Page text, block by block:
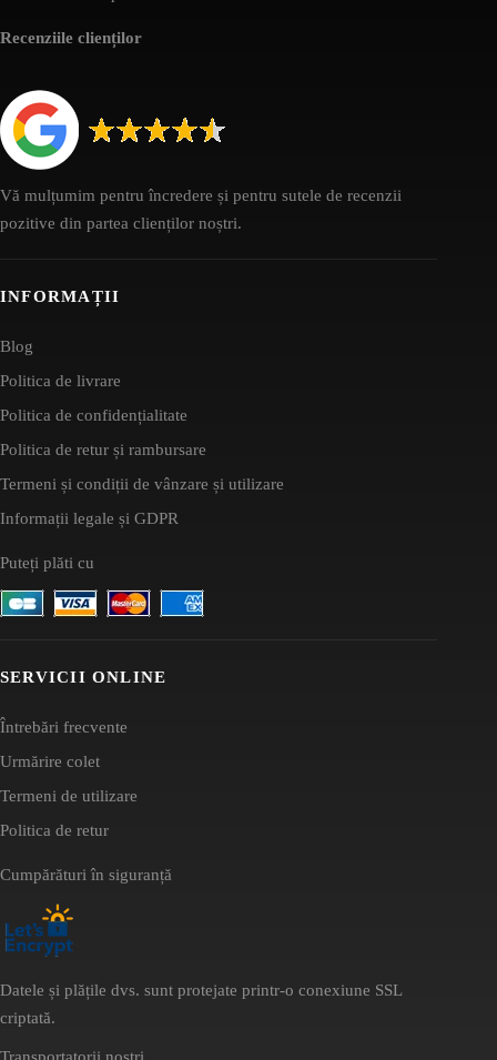
Recenziile clienților
Vă mulțumim pentru încredere și pentru sutele de recenzii
pozitive din partea clienților noștri.
INFORMAȚII
Blog
Politica de livrare
Politica de confidențialitate
Politica de retur și rambursare
Termeni și condiții de vânzare și utilizare
Informații legale și GDPR
Puteți plăti cu
SERVICII ONLINE
Întrebări frecvente
Urmărire colet
Termeni de utilizare
Politica de retur
Cumpărături în siguranță
Datele și plățile dvs. sunt protejate printr-o conexiune SSL
criptată.
Transportatorii noștri